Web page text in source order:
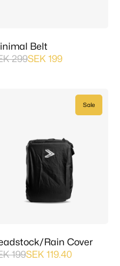
Belt
299SEK 199
Sale
Rain Cover
199SEK 119.40